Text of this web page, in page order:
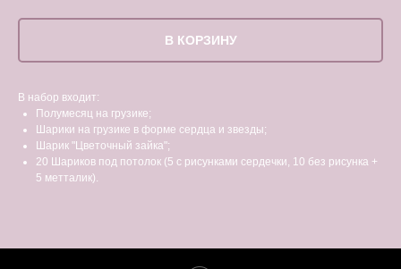
В КОРЗИНУ
В набор входит:
Полумесяц на грузике;
Шарики на грузике в форме сердца и звезды;
Шарик "Цветочный зайка";
20 Шариков под потолок (5 с рисунками сердечки, 10 без рисунка +
5 метталик).